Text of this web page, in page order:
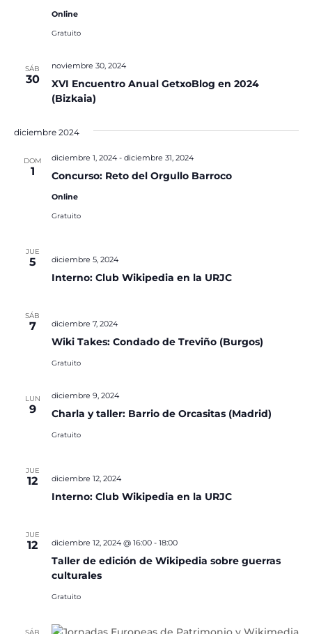
Online
Gratuito
SÁB
30
XVI Encuentro Anual GetxoBlog en 2024
(Bizkaia)
noviembre 30, 2024
diciembre 2024
DOM
1 Concurso: Reto del Orgullo Barroco
diciembre 1, 2024- diciembre 31, 2024
Online
Gratuito
JUE
5
Interno: Club Wikipedia en la URJC
diciembre 5, 2024
SÁB
7
Wiki Takes: Condado de Treviño (Burgos)
diciembre 7, 2024
Gratuito
LUN
9 Charla y taller: Barrio de Orcasitas (Madrid)
diciembre 9, 2024
Gratuito
JUE
12
Interno: Club Wikipedia en la URJC
diciembre 12, 2024
JUE
12
Taller de edición de Wikipedia sobre guerras
culturales
diciembre 12, 2024 @ 16:00- 18:00
Gratuito